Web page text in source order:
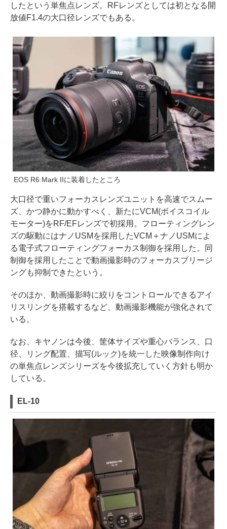
したという単焦点レンズ。RFレンズとしては初となる開
放値F1.4の大口径レンズでもある。
EOS R6 Mark IIに装着したところ
大口径で重いフォーカスレンズユニットを高速でスムー
ズ、かつ静かに動かすべく、新たにVCM(ボイスコイル
モーター)をRF/EFレンズで初採用。フローティングレン
ズの駆動にはナノUSMを採用したVCM＋ナノUSMによ
る電子式フローティングフォーカス制御を採用した。同
制御を採用したことで動画撮影時のフォーカスブリージ
ングも抑制できたという。
そのほか、動画撮影時に絞りをコントロールできるアイ
リスリングを搭載するなど、動画撮影機能が強化されて
いる。
なお、キヤノンは今後、筐体サイズや重心バランス、口
径、リング配置、描写(ルック)を統一した映像制作向け
の単焦点レンズシリーズを今後拡充していく方針も明か
している。
EL-10